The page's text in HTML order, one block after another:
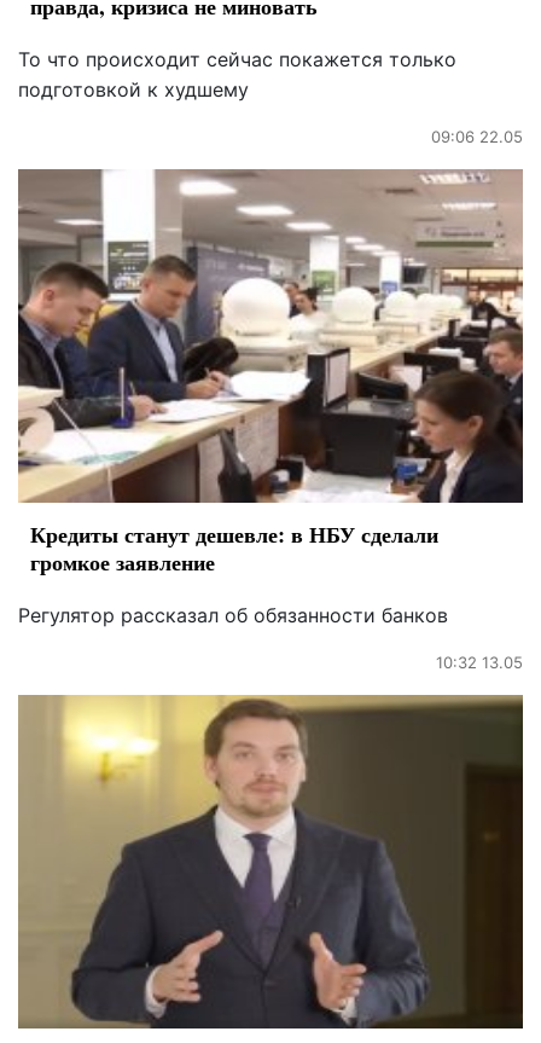
правда, кризиса не миновать
То что происходит сейчас покажется только
подготовкой к худшему
09:06 22.05
Кредиты станут дешевле: в НБУ сделали
громкое заявление
Регулятор рассказал об обязанности банков
10:32 13.05